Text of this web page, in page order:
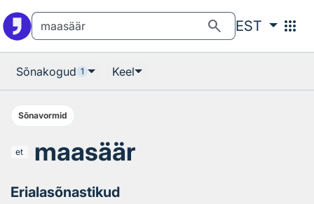
search EST apps
Sõnakogud 1 Keel
Sõnavormid
et maasäär
Erialasõnastikud